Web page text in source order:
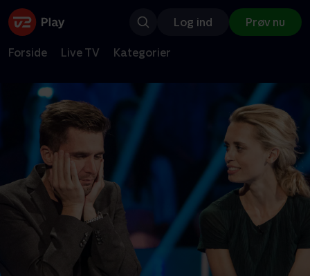
Log ind Prøv nu
Forside Live TV Kategorier